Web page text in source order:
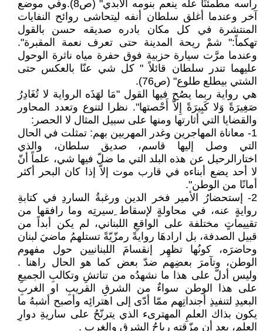
رأسه مطمئنًا علّه ينعم بنومه الأبدي" (ص8).وفي موضع
آخر وعندما أغلق سلطان أنفه ليتحاشى روائح النفايات
المنتشرة في كل مكان بادره صديقه حسن بالقول
تهكماً:" شمْ ريحة المدينة حتى تعرف نعمة المقبرة".
وعندما مرَّت سيارة حزبية فوق حفرة مياه ناثرة الوحول
عليهما تندر سلطان قائلاً " كل شي عنّا بالعكس حتى
الشتي بيطلع طلوع" (ص76).
هي رواية ربما يصُح فيها القول "مَا لهَذَه الرواية لا تُغَادِرُ
صَغِيرَةً وَلا كَبِيرَةً إِلاَّ أَحْصتها". نظرا لتنوع وتعدد المحاور
والقضايا التي أثارتها ومنها على سبيل المثال لا الحصر:
1- معاناة المهاجرين وغدر المهربين بهم: تمثلت في الحال
التي وصل إليها قاسم، صديق سلطان، والذي
اختارالرحيل عن هذه البلد التي ما ضلّ فيها شي، علماً أنّ
لا أحد يضع أبناءه في قارب موت إلاّ إذا كان البحر أكثر
أمانًا من الوطن".
2- إستحضارُ الأمير فخر الدين ورغبةُ الساردِ في كتابةِ
روايةٍ عنه، في محاولةٍ لإسقاط ِسيرتِه وما رافقها من
تقييماتٍ مختلفة على الواقعِ اللبناني، لم يكن أبداً من
قبيل الصدفة، بل ارادهَا روايةً رمزّيّةً تستلهمُ ماضيَ لبنان
وحاضرَه، كونُها تظهِر إنقسامَ اللبنانيين حول مفهوم
الوطن، وتآمرَ بعضِهم ضدّ بعض كما هو الحال راهنا .
وليس أدلّ على هذا ما نشهدُه من تناتشِ وتكالبِ الجميعِ
على هذا الوطن سواءٌ من الشرقِ القريبِ او الغربِ
البعيدِ لتنفيذِ أجنداتِهم ممّا أدّى إلى اهترائِه وأصبح أشبهُ ما
يكون بذاك العلمِ المهترىء الذي يترنّحُ على ساريةِ دوارِ
العلم، بعد أن مزّقته رياحُ الشرقِ والغرب .